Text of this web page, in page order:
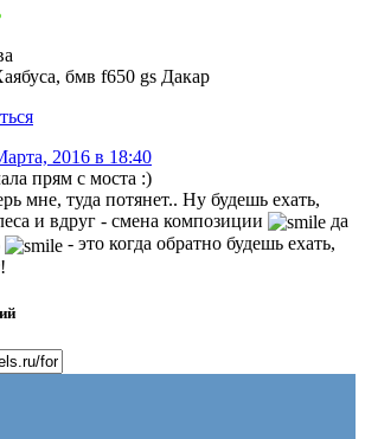
бмв f650 gs Дакар
2016 в 18:40
прям с моста :)
мне, туда потянет.. Ну будешь ехать,
и вдруг - смена композиции
да
- это когда обратно будешь ехать,